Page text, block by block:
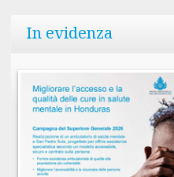
In evidenza